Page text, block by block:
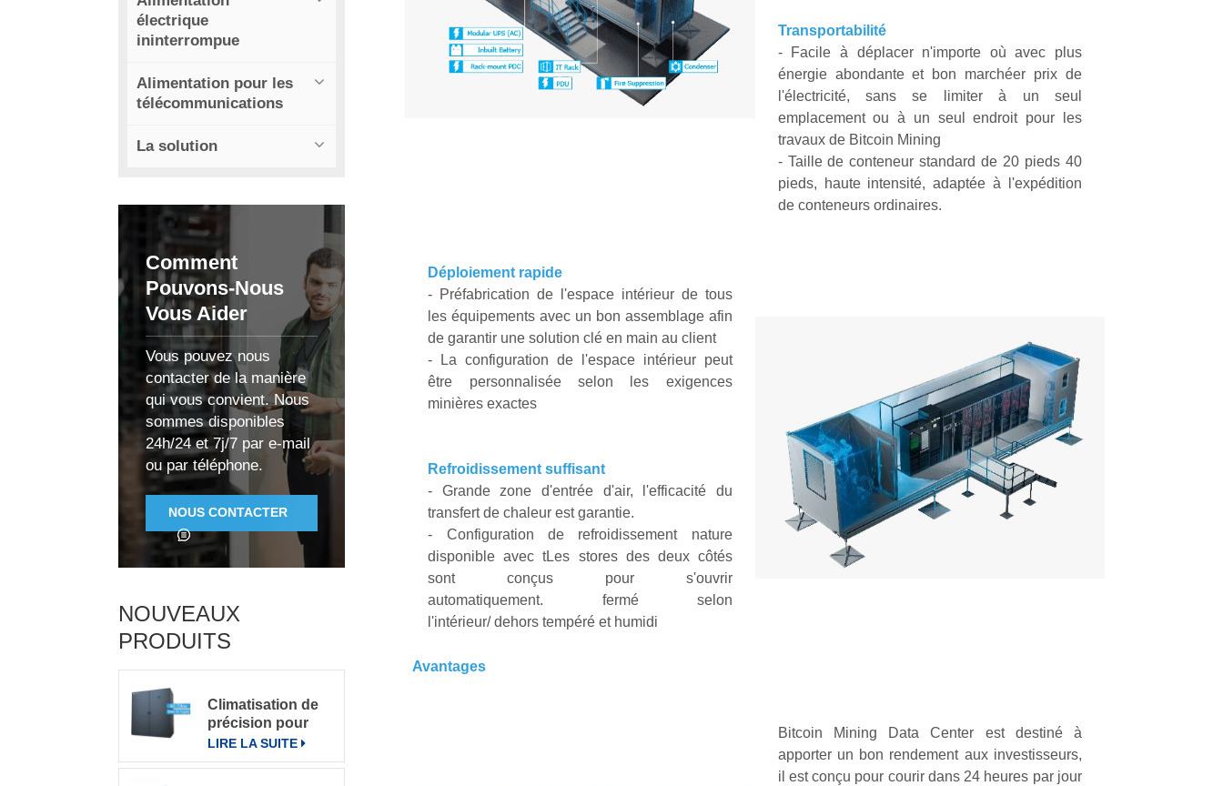
électrique
ininterrompue
Alimentation pour les
télécommunications
La solution
Comment
Pouvons-Nous
Vous Aider
Vous pouvez nous
contacter de la manière
qui vous convient. Nous
sommes disponibles
24h/24 et 7j/7 par e-mail
ou par téléphone.
NOUS CONTACTER
NOUVEAUX
PRODUITS
Climatisation de
précision pour
grande salle de
serveurs
LIRE LA SUITE
Transportabilité
- Facile à déplacer n'importe oùavec plus
énergie abondante et bon marchéer prix de
l'électricité, sans se limiter à un seul
emplacement ou à un seul endroit pour les
travaux de Bitcoin Mining
- Taille de conteneur standard de 20 pieds 40
pieds, haute intensité, adaptée à l'expédition
de conteneurs ordinaires.
Déploiement rapide
- Préfabrication de l'espace intérieur de tous
les équipements avec un bon assemblage afin
de garantir une solution clé en main au client
- La configuration de l'espace intérieur peut
être personnalisée selon les exigences
minières exactes
Refroidissement suffisant
- Grande zone d'entrée d'air, l'efficacité du
transfert de chaleur est garantie.
- Configuration de refroidissement nature
disponible avec tLes stores des deux côtés
sont conçus pour s'ouvrir
automatiquement.
fermé selon
l'intérieur/ dehorstempéré et humidi
Avantages
Bitcoin Mining Data Center est destiné à
apporter un bon rendement aux investisseurs,
il est conçu pour courir dans 24 heures par jour